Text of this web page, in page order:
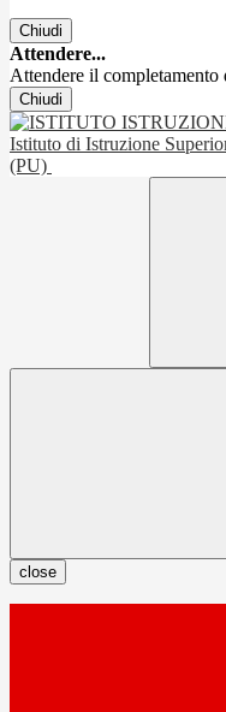
Chiudi
Attendere...
Attendere il completamento
Chiudi
Istituto di Istruzione
(PU)
close